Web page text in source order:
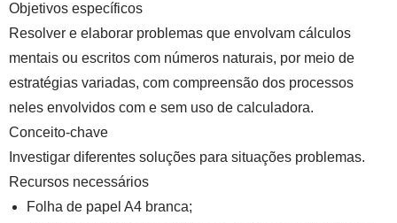
Objetivos específicos
Resolver e elaborar problemas que envolvam cálculos
mentais ou escritos com números naturais, por meio de
estratégias variadas, com compreensão dos processos
neles envolvidos com e sem uso de calculadora.
Conceito-chave
Investigar diferentes soluções para situações problemas.
Recursos necessários
Folha de papel A4 branca;